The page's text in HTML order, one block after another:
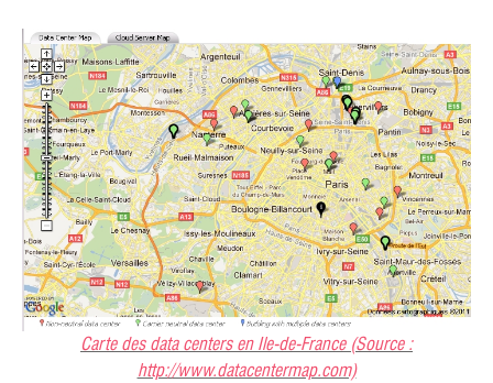
Carte des data centers en Ile-de-France (Source :
http://www.datacentermap.com)